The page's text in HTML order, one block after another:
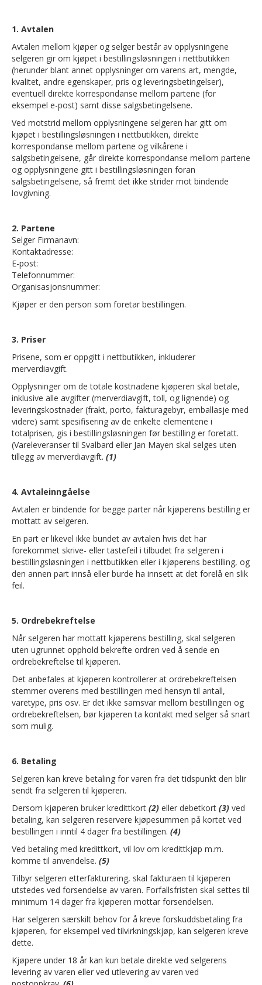
1. Avtalen
Avtalen mellom kjøper og selger består av opplysningene
selgeren gir om kjøpet i bestillingsløsningen i nettbutikken
(herunder blant annet opplysninger om varens art, mengde,
kvalitet, andre egenskaper, pris og leveringsbetingelser),
eventuell direkte korrespondanse mellom partene (for
eksempel e-post) samt disse salgsbetingelsene.
Ved motstrid mellom opplysningene selgeren har gitt om
kjøpet i bestillingsløsningen i nettbutikken, direkte
korrespondanse mellom partene og vilkårene i
salgsbetingelsene, går direkte korrespondanse mellom partene
og opplysningene gitt i bestillingsløsningen foran
salgsbetingelsene, så fremt det ikke strider mot bindende
lovgivning.
2. Partene
Selger Firmanavn:
Kontaktadresse:
E-post:
Telefonnummer:
Organisasjonsnummer:
Kjøper er den person som foretar bestillingen.
3. Priser
Prisene, som er oppgitt i nettbutikken, inkluderer
merverdiavgift.
Opplysninger om de totale kostnadene kjøperen skal betale,
inklusive alle avgifter (merverdiavgift, toll, og lignende) og
leveringskostnader (frakt, porto, fakturagebyr, emballasje med
videre) samt spesifisering av de enkelte elementene i
totalprisen, gis i bestillingsløsningen før bestilling er foretatt.
(Vareleveranser til Svalbard eller Jan Mayen skal selges uten
tillegg av merverdiavgift. (1)
4. Avtaleinngåelse
Avtalen er bindende for begge parter når kjøperens bestilling er
mottatt av selgeren.
En part er likevel ikke bundet av avtalen hvis det har
forekommet skrive- eller tastefeil i tilbudet fra selgeren i
bestillingsløsningen i nettbutikken eller i kjøperens bestilling, og
den annen part innså eller burde ha innsett at det forelå en slik
feil.
5. Ordrebekreftelse
Når selgeren har mottatt kjøperens bestilling, skal selgeren
uten ugrunnet opphold bekrefte ordren ved å sende en
ordrebekreftelse til kjøperen.
Det anbefales at kjøperen kontrollerer at ordrebekreftelsen
stemmer overens med bestillingen med hensyn til antall,
varetype, pris osv. Er det ikke samsvar mellom bestillingen og
ordrebekreftelsen, bør kjøperen ta kontakt med selger så snart
som mulig.
6. Betaling
Selgeren kan kreve betaling for varen fra det tidspunkt den blir
sendt fra selgeren til kjøperen.
Dersom kjøperen bruker kredittkort (2) eller debetkort (3) ved
betaling, kan selgeren reservere kjøpesummen på kortet ved
bestillingen i inntil 4 dager fra bestillingen. (4)
Ved betaling med kredittkort, vil lov om kredittkjøp m.m.
komme til anvendelse. (5)
Tilbyr selgeren etterfakturering, skal fakturaen til kjøperen
utstedes ved forsendelse av varen. Forfallsfristen skal settes til
minimum 14 dager fra kjøperen mottar forsendelsen.
Har selgeren særskilt behov for å kreve forskuddsbetaling fra
kjøperen, for eksempel ved tilvirkningskjøp, kan selgeren kreve
dette.
Kjøpere under 18 år kan kun betale direkte ved selgerens
levering av varen eller ved utlevering av varen ved